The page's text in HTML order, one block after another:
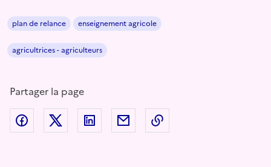
plan de relance enseignement agricole
agricultrices - agriculteurs
Partager la page
Partager sur Facebook
Partager sur Twitter
Partager sur LinkedIn
Partager par email